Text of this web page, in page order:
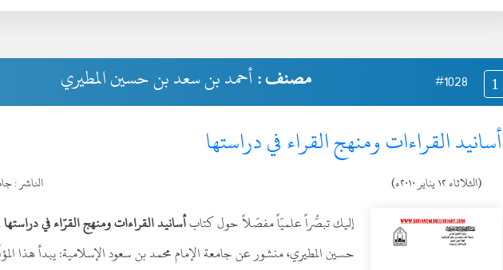
1
#1028 مصنف :أحمد بن سعد بن حسين المطيري
أسانيد القراءات ومنهج القراء في دراستها
(الثلاثاء ١٢ يناير ٢٠١٠ء) الناشر :
إليك تبصُّراً علميّاً مفصّلاً حول كتابأسانيد القراءات ومنهج القرّاء في دراستها
حسين المطيري، منشور عن جامعة الإمام محمد بن سعود الإسلامية: يبدأ هذا